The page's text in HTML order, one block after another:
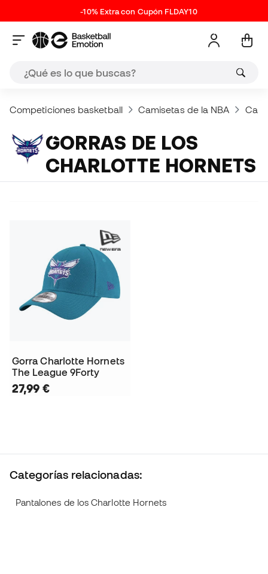
-10% Extra con Cupón FLDAY10
Competiciones basketball Camisetas de la NBA
GORRAS DE LOS
CHARLOTTE HORNETS
Gorra Charlotte Hornets
The League 9Forty
27,99 €
Categorías relacionadas:
Pantalones de los Charlotte Hornets